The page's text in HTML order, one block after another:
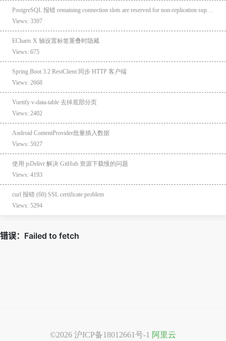
Views: 3397
ECharts X 轴设置标签重叠时隐藏
Views: 675
Spring Boot 3.2 RestClient 同步 HTTP 客户端
Views: 2668
Vuetify v-data-table 去掉底部分页
Views: 2402
Android ContentProvider批量插入数据
Views: 5927
使用 jsDelivr 解决 GitHub 资源下载慢的问题
Views: 4193
curl 报错 (60) SSL certificate problem
Views: 5294
©2026 沪ICP备18012661号-1 阿里云